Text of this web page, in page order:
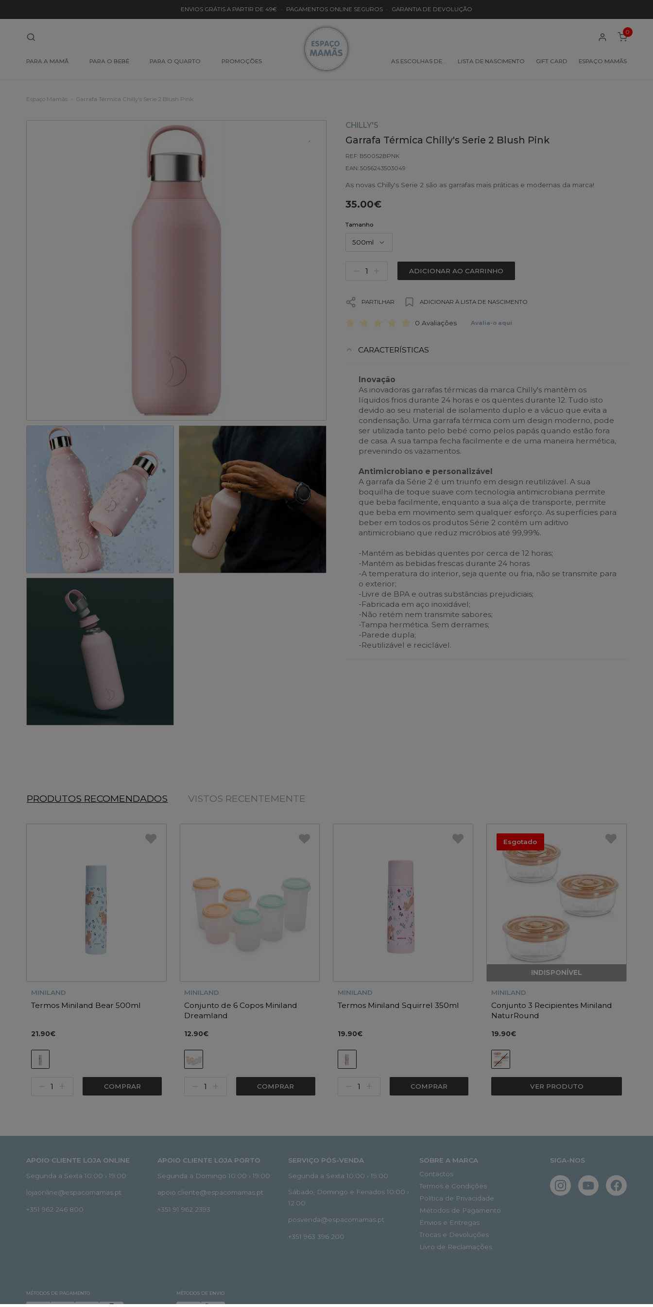
ENVIOS GRÁTIS A PARTIR DE 49€ · PAGAMENTOS ONLINE SEGUROS · GARANTIA DE DEVOLUÇÃO
PARA A MAMÃ PARA O BEBÉ PARA O QUARTO PROMOÇÕES AS ESCOLHAS DE… LISTA DE NASCIMENTO GIFT CARD ESPAÇO MAMÃS
0
Espaço Mamãs Garrafa Térmica Chilly's Serie 2 Blush Pink
CHILLY'S
Garrafa Térmica Chilly's Serie 2 Blush Pink
REF: B500S2BPNK
EAN: 5056243503049
As novas Chilly's Serie 2 são as garrafas mais práticas e modernas da marca!
35.00€
Tamanho
500ml
ADICIONAR AO CARRINHO
PARTILHAR ADICIONAR À LISTA DE NASCIMENTO
0 Avaliações Avalia-o aqui
CARACTERÍSTICAS
Inovação
As inovadoras garrafas térmicas da marca Chilly's mantêm os
líquidos frios durante 24 horas e os quentes durante 12. Tudo isto
devido ao seu material de isolamento duplo e a vácuo que evita a
condensação. Uma garrafa térmica com um design moderno, pode
ser utilizada tanto pelo bebé como pelos papás quando estão fora
de casa. A sua tampa fecha facilmente e de uma maneira hermética,
prevenindo os vazamentos.
Antimicrobiano e personalizável
A garrafa da Série 2 é um triunfo em design reutilizável. A sua
boquilha de toque suave com tecnologia antimicrobiana permite
que beba facilmente, enquanto a sua alça de transporte, permite
que beba em movimento sem qualquer esforço. As superfícies para
beber em todos os produtos Série 2 contêm um aditivo
antimicrobiano que reduz micróbios até 99,99%.
-Mantém as bebidas quentes por cerca de 12 horas;
-Mantém as bebidas frescas durante 24 horas
-A temperatura do interior, seja quente ou fria, não se transmite para
o exterior;
-Livre de BPA e outras substâncias prejudiciais;
-Fabricada em aço inoxidável;
-Não retém nem transmite sabores;
-Tampa hermética. Sem derrames;
-Parede dupla;
-Reutilizável e reciclável.
PRODUTOS RECOMENDADOS VISTOS RECENTEMENTE
MINILAND
Termos Miniland Bear 500ml
21.90€
COMPRAR
MINILAND
Conjunto de 6 Copos Miniland
Dreamland
12.90€
COMPRAR
MINILAND
Termos Miniland Squirrel 350ml
19.90€
COMPRAR
Esgotado
INDISPONÍVEL
MINILAND
Conjunto 3 Recipientes Miniland
NaturRound
19.90€
VER PRODUTO
APOIO CLIENTE LOJA ONLINE
Segunda a Sexta 10:00 › 19:00
lojaonline@espacomamas.pt
+351 962 246 800
APOIO CLIENTE LOJA PORTO
Segunda a Domingo 10:00 › 19:00
apoio.cliente@espacomamas.pt
+351 91 962 2393
SERVIÇO PÓS-VENDA
Segunda a Sexta 10:00 › 19:00
Sábado, Domingo e Feriados 10:00 ›
12:00
posvenda@espacomamas.pt
+351 963 396 200
SOBRE A MARCA
Contactos
Termos e Condições
Política de Privacidade
Métodos de Pagamento
Envios e Entregas
Trocas e Devoluções
Livro de Reclamações
SIGA-NOS
MÉTODOS DE PAGAMENTO MÉTODOS DE ENVIO